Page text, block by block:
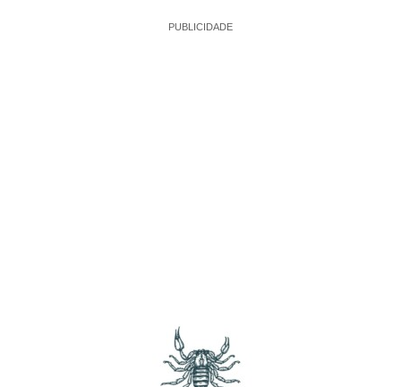
PUBLICIDADE